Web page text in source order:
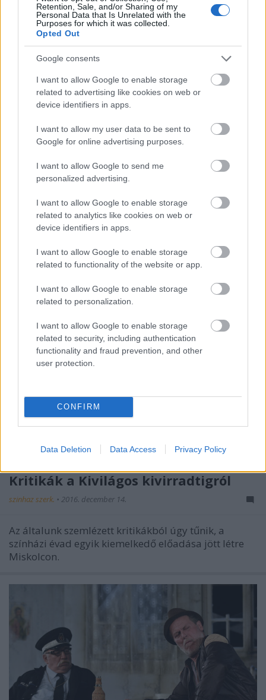
Retention, Sale, and/or Sharing of my
Personal Data that Is Unrelated with the
Purposes for which it was collected.
Opted Out
Google consents
I want to allow Google to enable storage
related to advertising like cookies on web or
device identifiers in apps.
I want to allow my user data to be sent to
Google for online advertising purposes.
I want to allow Google to send me
personalized advertising.
I want to allow Google to enable storage
related to analytics like cookies on web or
device identifiers in apps.
I want to allow Google to enable storage
related to functionality of the website or app.
I want to allow Google to enable storage
related to personalization.
I want to allow Google to enable storage
related to security, including authentication
functionality and fraud prevention, and other
user protection.
CONFIRM
Data Deletion Data Access Privacy Policy
hangulatban
Rusznyák Gábor kamaraszínházi előadásban állítja
kecskeméti Katona József Színházban.
Kritikák a Kivilágos kivirradtigról
szinhaz szerk. • 2016. december 14.
Az általunk szemlézett kritikákból úgy tűnik, a
színházi évad egyik kiemelkedő előadása jött létre
Miskolcon.